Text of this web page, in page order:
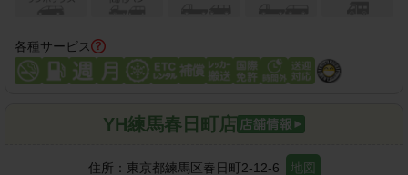
各種サービス
YH練馬春日町店
住所： 東京都練馬区春日町2-12-6 地図